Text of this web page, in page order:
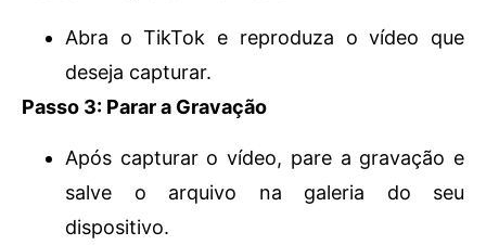
Abra o TikTok e reproduza o vídeo que
deseja capturar.
Passo 3: Parar a Gravação
Após capturar o vídeo, pare a gravação e
salve o arquivo na galeria do seu
dispositivo.